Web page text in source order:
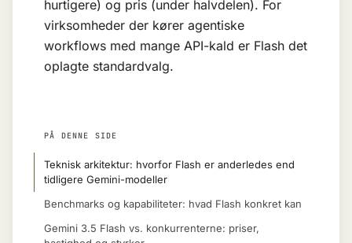
hurtigere) og pris (under halvdelen). For
virksomheder der kører agentiske
workflows med mange API-kald er Flash det
oplagte standardvalg.
PÅ DENNE SIDE
Teknisk arkitektur: hvorfor Flash er anderledes end
tidligere Gemini-modeller
Benchmarks og kapabiliteter: hvad Flash konkret kan
Gemini 3.5 Flash vs. konkurrenterne: priser,